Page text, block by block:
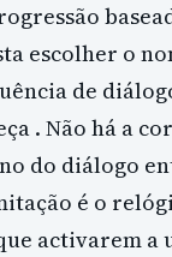
escolher o
de
. Não há a
do diálogo
é o
activarem a